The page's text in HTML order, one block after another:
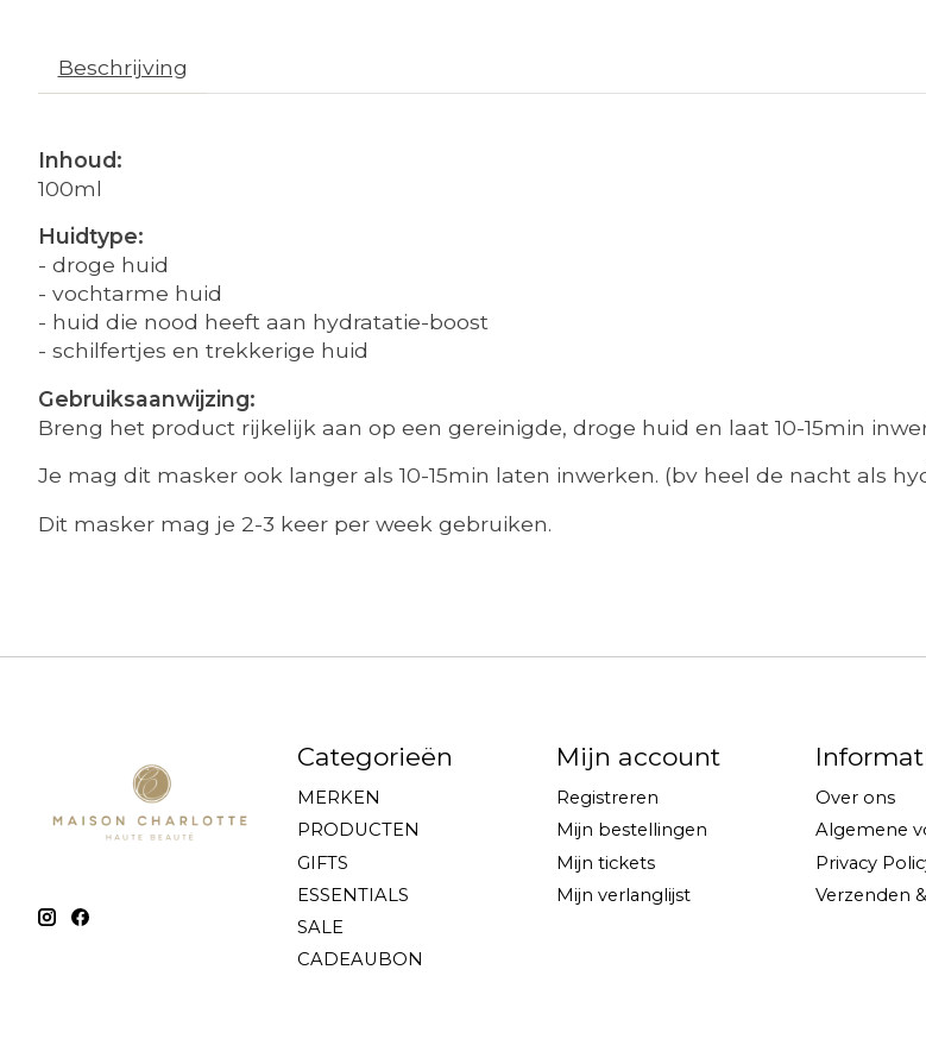
Beschrijving
Inhoud:
100ml
Huidtype:
- droge huid
- vochtarme huid
- huid die nood heeft aan hydratatie-boost
- schilfertjes en trekkerige huid
Gebruiksaanwijzing:
Breng het product rijkelijk aan op een gereinigde, droge huid en laat 10-15min
Je mag dit masker ook langer als 10-15min laten inwerken. (bv heel de nacht als
Dit masker mag je 2-3 keer per week gebruiken.
Categorieën
MERKEN
PRODUCTEN
GIFTS
ESSENTIALS
SALE
CADEAUBON
Mijn account
Registreren
Mijn bestellingen
Mijn tickets
Mijn verlanglijst
Over ons
Algemene
Privacy
Verzenden